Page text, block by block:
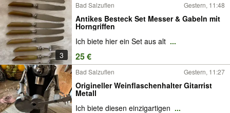
3
Bad Salzuflen Gestern, 11:48
Antikes Besteck Set Messer & Gabeln mit
Horngriffen
Ich biete hier ein Set aus alt ...
25 €
Bad Salzuflen Gestern, 11:27
Origineller Weinflaschenhalter Gitarrist
Metall
Ich biete diesen einzigartigen ...